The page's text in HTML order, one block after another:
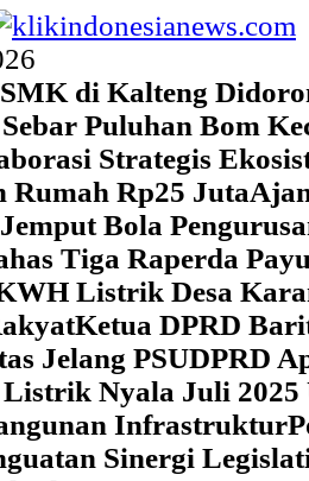
SMK di Kalteng
Puluhan Bom
Strategis
Rumah Rp25 Juta
Bola
Tiga Raperda
Listrik Desa
Ketua DPRD
Jelang PSUDPRD
Nyala Juli
Infrastruktur
Sinergi